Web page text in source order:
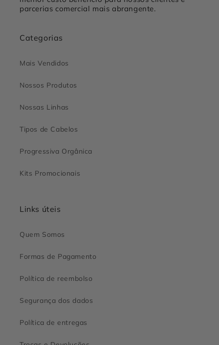
parcerias comercial mais abrangente.
Categorias
Mais Vendidos
Nossos Produtos
Nossas Linhas
Tipos de Cabelos
Progressiva Orgânica
Kits Promocionais
Links úteis
Quem Somos
Formas de Pagamento
Política de reembolso
Segurança dos dados
Política de entregas